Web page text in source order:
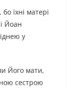
їхні матері
Йоан
у
Його мати,
сестрою